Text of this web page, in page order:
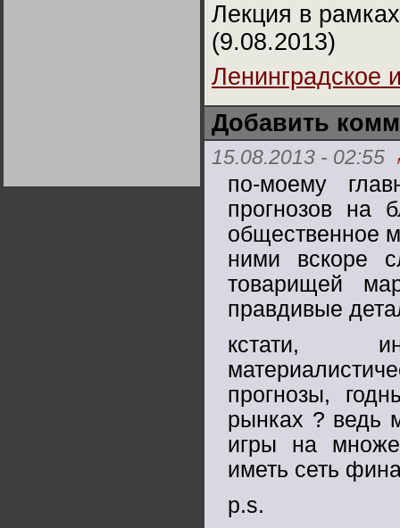
Лекция в
(9.08.2013)
Ленинградское
Добавить
15.08.2013 - 02:55
по-моему
прогнозов на
общественное
ними вскоре
товарищей
правдивые
кстати,
прогнозы,
рынках ? ведь
игры на
иметь сеть
p.s.